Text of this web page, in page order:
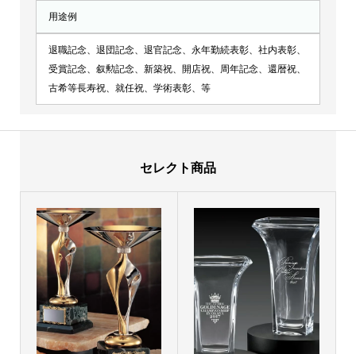
用途例
退職記念、退団記念、退官記念、永年勤続表彰、社内表彰、
受賞記念、叙勲記念、新築祝、開店祝、周年記念、還暦祝、
古希等長寿祝、就任祝、学術表彰、等
セレクト商品